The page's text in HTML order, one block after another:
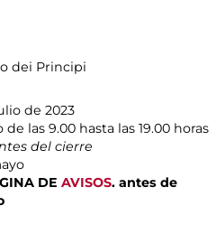
dei Principi
de 2023
las 9.00 hasta las 19.00 horas
del cierre
DE AVISOS. antes de